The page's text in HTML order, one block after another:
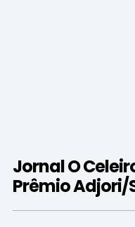
Jornal O
Prêmio Adjori/